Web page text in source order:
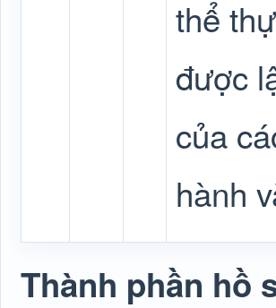
thể
được
của
hành
Thành phần hồ